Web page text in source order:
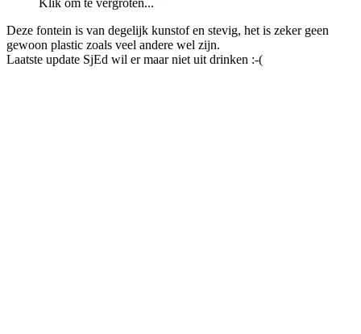
Klik om te vergroten...
Deze fontein is van degelijk kunstof en stevig, het is zeker geen
gewoon plastic zoals veel andere wel zijn.
Laatste update SjEd wil er maar niet uit drinken :-(